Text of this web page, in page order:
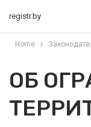
registr.by
Home
ОБ